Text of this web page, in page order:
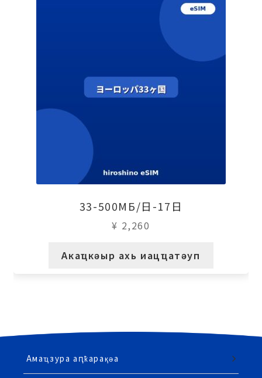
33-500МБ/日-17日
¥ 2,260
Акаҵкәыр ахь иацҵатәуп
Амаҵзура аԥҟарақәа